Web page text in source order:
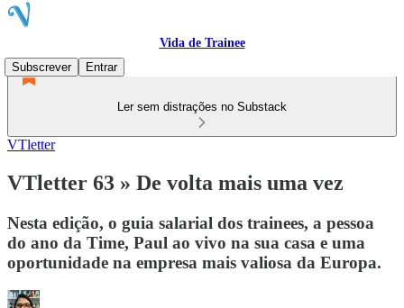
Vida de Trainee
Subscrever
Entrar
Ler sem distrações no Substack
VTletter
VTletter 63 » De volta mais uma vez
Nesta edição, o guia salarial dos trainees, a pessoa
do ano da Time, Paul ao vivo na sua casa e uma
oportunidade na empresa mais valiosa da Europa.